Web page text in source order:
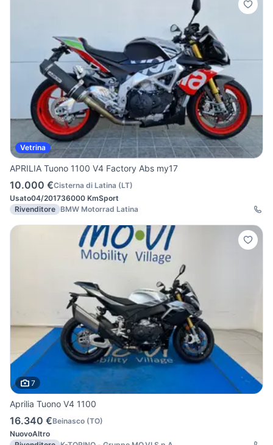
Vetrina
APRILIA Tuono 1100 V4 Factory Abs my17
10.000 €Cisterna di Latina (LT)
Usato04/201736000 KmSport
Rivenditore BMW Motorrad Latina
7
Aprilia Tuono V4 1100
16.340 €Beinasco (TO)
NuovoAltro